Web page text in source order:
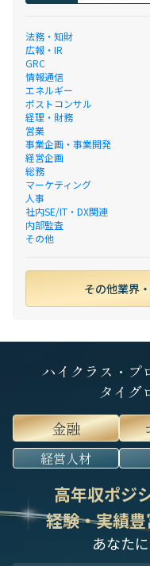
法務・知財
広報・IR
GRC
情報通信
エネルギー
ポストコンサル
経理・財務
営業
事業企画・事業開発
経営企画
総務
マーケティング
人事
社内SE/IT・DX関連
内部監査
その他
その他業界
ハイクラス・プ
タイグ
金融
経営人材
高年収ポジ
経験・実績
あなた